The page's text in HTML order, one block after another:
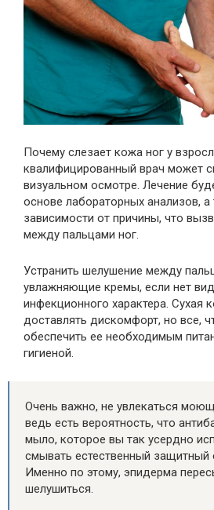
Почему слезает кожа ног у
квалифицированный врач может
визуальном осмотре. Лечение
основе лабораторных анализов, а
зависимости от причины, что
между пальцами ног.
Устранить шелушение между
увлажняющие кремы, если нет
инфекционного характера. Сухая
доставлять дискомфорт, но все,
обеспечить ее необходимым
гигиеной.
Очень важно, не увлекаться
ведь есть вероятность, что
мыло, которое вы так усердно
смывать естественный защитный
Именно по этому, эпидерма
шелушиться.